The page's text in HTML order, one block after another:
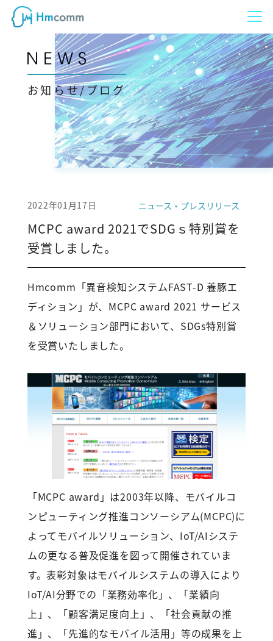
お知らせ/ブログ
2022年01月17日 ニュース・プレスリリース
MCPC award 2021でSDGｓ特別賞を
受賞しました。
Hmcomm「異音検知システムFAST-D 養豚エ
ディション」が、MCPC award 2021 サービス
＆ソリューション部門において、SDGs特別賞
を受賞いたしました。
「MCPC award」は2003年以降、モバイルコ
ンピューティング推進コンソーシアム(MCPC)に
よってモバイルソリューション、IoT/AIシステ
ムの更なる普及促進を図って開催されていま
す。表彰対象はモバイルシステムの導入により
IoT/AI分野での「業務効率化」、「業績向
上」、「顧客満足度向上」、「社会貢献の推
進」、「先進的なモバイル活用」等の成果を上